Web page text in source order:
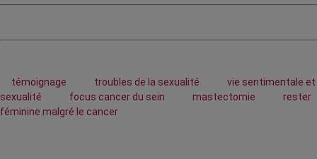
témoignage troubles de la sexualité
vie sentimentale et
sexualité
focus cancer du sein mastectomie
rester
féminine malgré le cancer